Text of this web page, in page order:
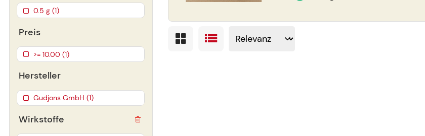
0.5 g (1)
Preis
>= 10.00 (1)
Hersteller
Gudjons GmbH (1)
Wirkstoffe